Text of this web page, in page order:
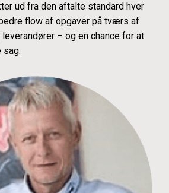
ud fra den aftalte standard hver
flow af opgaver på tværs af
– og en chance for at
sag.